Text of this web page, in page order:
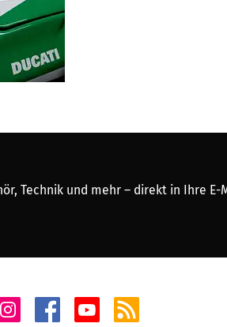
Technik und mehr – direkt in Ihre E-